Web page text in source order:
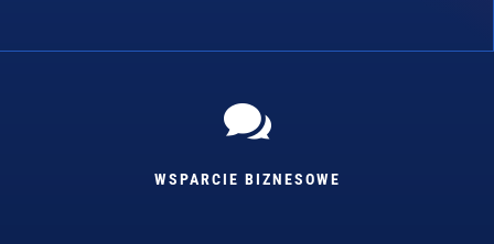

WSPARCIE BIZNESOWE